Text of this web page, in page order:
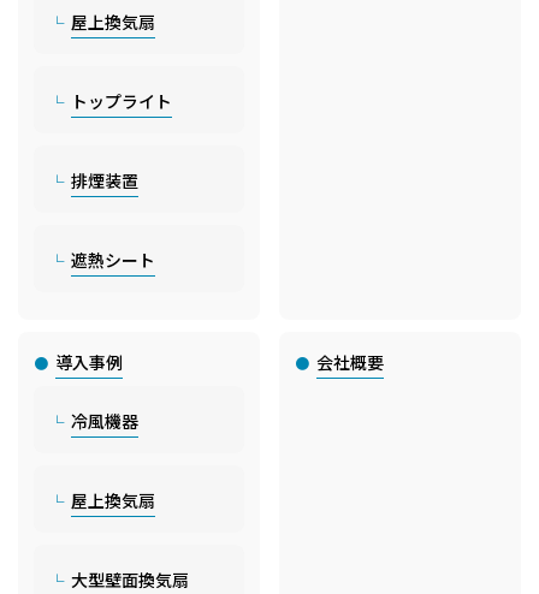
屋上換気扇
トップライト
排煙装置
遮熱シート
導入事例
冷風機器
屋上換気扇
大型壁面換気扇
会社概要